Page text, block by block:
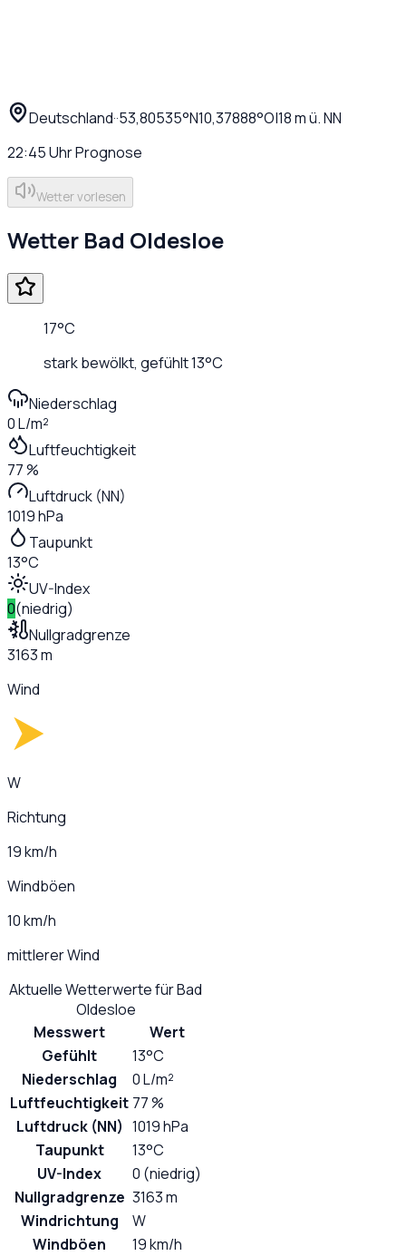
Deutschland··53,80535°N10,37888°O|18m ü. NN
22:45UhrPrognose
Wetter vorlesen
Wetter Bad Oldesloe
17°C
stark bewölkt, gefühlt13°C
Niederschlag
0 L/m²
Luftfeuchtigkeit
77 %
Luftdruck (NN)
1019 hPa
Taupunkt
13°C
UV-Index
0(niedrig)
Nullgradgrenze
3163 m
Wind
W
Richtung
19 km/h
Windböen
10 km/h
mittlerer Wind
Aktuelle Wetterwerte fürBad
Oldesloe
Messwert
Wert
Gefühlt
13°C
Niederschlag
0 L/m²
Luftfeuchtigkeit 77 %
Luftdruck (NN) 1019 hPa
Taupunkt
13°C
UV-Index
0 (niedrig)
Nullgradgrenze 3163 m
Windrichtung
W
Windböen
19 km/h